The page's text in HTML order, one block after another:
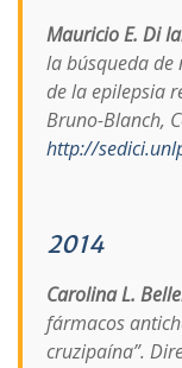
Mauricio E. Di
la búsqueda
de la epilepsia
Bruno-Blanch,
http://
2014
Carolina L.
fármacos
cruzipaína”.